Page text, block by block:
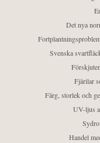
Det nya
Svenska
Fjärilar
Färg, storlek och
UV-ljus
Handel